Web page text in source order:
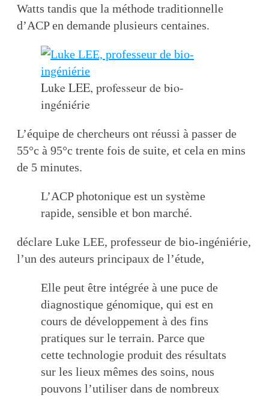
Watts tandis que la méthode traditionnelle
d’ACP en demande plusieurs centaines.
Luke LEE, professeur de bio-
ingéniérie
L’équipe de chercheurs ont réussi à passer de
55°c à 95°c trente fois de suite, et cela en mins
de 5 minutes.
L’ACP photonique est un système
rapide, sensible et bon marché.
déclare Luke LEE, professeur de bio-ingéniérie,
l’un des auteurs principaux de l’étude,
Elle peut être intégrée à une puce de
diagnostique génomique, qui est en
cours de développement à des fins
pratiques sur le terrain. Parce que
cette technologie produit des résultats
sur les lieux mêmes des soins, nous
pouvons l’utiliser dans de nombreux